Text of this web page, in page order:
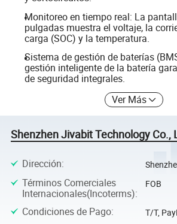
Monitoreo en tiempo real: La
pulgadas muestra el voltaje, la
carga (SOC) y la temperatura.
Sistema de gestión de baterías
gestión inteligente de la batería
de seguridad integrales.
Ver Más
Shenzhen Jivabit Technology Co.,
Dirección:
Términos Comerciales
Internacionales(Incoterms):
FOB
Condiciones de Pago: T/T,